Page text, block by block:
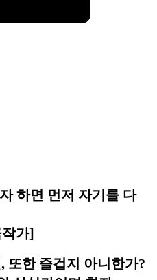
하면 먼저 자기를 다
가]
또한 즐겁지 아니한가?